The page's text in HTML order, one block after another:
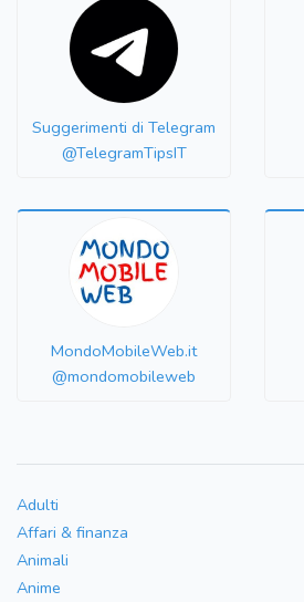
Suggerimenti di Telegram
@TelegramTipsIT
MondoMobileWeb.it
@mondomobileweb
Adulti
Affari & finanza
Animali
Anime